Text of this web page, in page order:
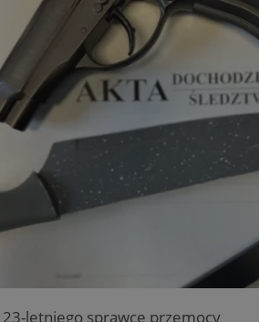
letniego sprawcę przemocy